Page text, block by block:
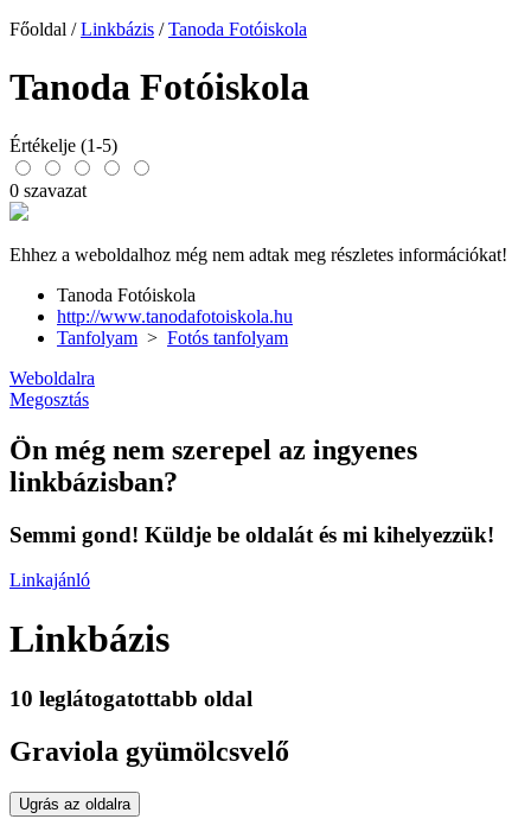
Főoldal /Linkbázis /Tanoda Fotóiskola
Tanoda Fotóiskola
Értékelje (1-5)
0 szavazat
Ehhez a weboldalhoz még nem adtak meg részletes információkat!
Tanoda Fotóiskola
http://www.tanodafotoiskola.hu
Tanfolyam > Fotós tanfolyam
Weboldalra
Megosztás
Ön még nem szerepel az ingyenes
linkbázisban?
Semmi gond! Küldje be oldalát és mi kihelyezzük!
Linkajánló
Linkbázis
10 leglátogatottabb oldal
Graviola gyümölcsvelő
Ugrás az oldalra